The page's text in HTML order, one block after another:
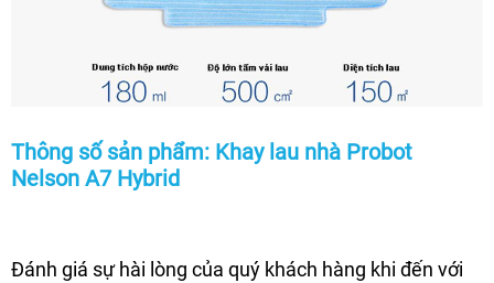
Thông số sản phẩm: Khay lau nhà Probot
Nelson A7 Hybrid
Đánh giá sự hài lòng của quý khách hàng khi đến với